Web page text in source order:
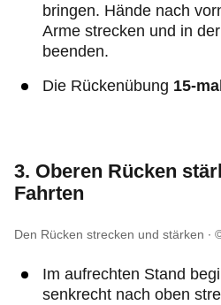
bringen. Hände nach
Arme strecken und in
beenden.
Die Rückenübung 15-
3. Oberen Rücken
Fahrten
Den Rücken strecken und stärken
Im aufrechten Stand
senkrecht nach oben